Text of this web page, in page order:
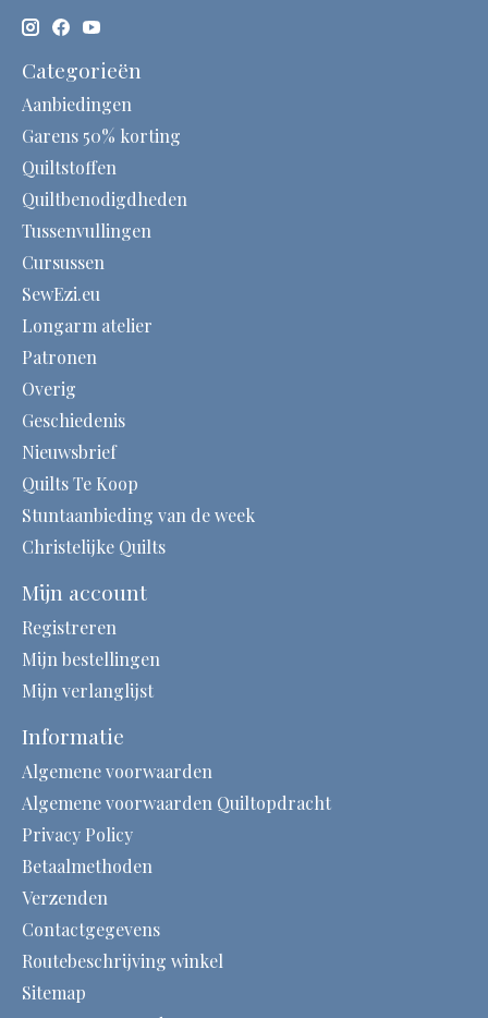
Categorieën
Aanbiedingen
Garens 50% korting
Quiltstoffen
Quiltbenodigdheden
Tussenvullingen
Cursussen
SewEzi.eu
Longarm atelier
Patronen
Overig
Geschiedenis
Nieuwsbrief
Quilts Te Koop
Stuntaanbieding van de week
Christelijke Quilts
Mijn account
Registreren
Mijn bestellingen
Mijn verlanglijst
Informatie
Algemene voorwaarden
Algemene voorwaarden Quiltopdracht
Privacy Policy
Betaalmethoden
Verzenden
Contactgegevens
Routebeschrijving winkel
Sitemap